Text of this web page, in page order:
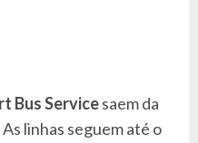
Bus Servicesaem da
linhas seguem até o